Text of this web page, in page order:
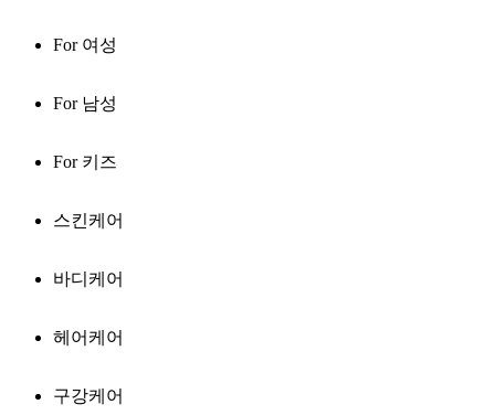
For 여성
For 남성
For 키즈
스킨케어
바디케어
헤어케어
구강케어